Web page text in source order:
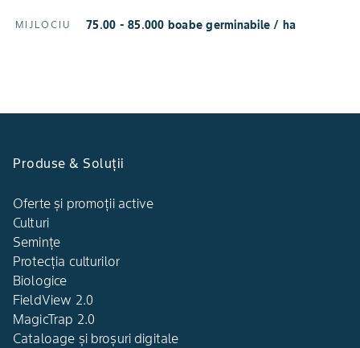
MIJLOCIU 75.00 - 85.000 boabe germinabile / ha
Produse & Soluții
Oferte și promoții active
Culturi
Semințe
Protecția culturilor
Biologice
FieldView 2.0
MagicTrap 2.0
Cataloage și broșuri digitale